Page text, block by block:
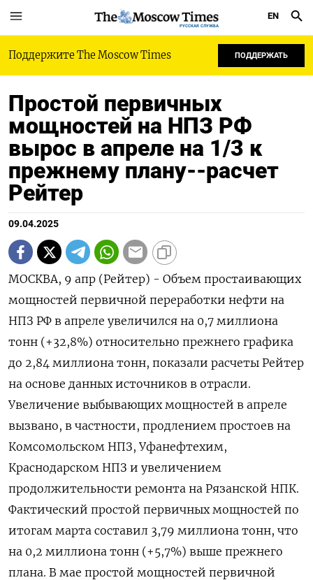
РУССКАЯ СЛУЖБА
EN
Поддержите The Moscow Times ПОДДЕРЖАТЬ
Простой первичных
мощностей на НПЗ РФ
вырос в апреле на 1/3 к
прежнему плану--расчет
Рейтер
09.04.2025
МОСКВА, 9 апр (Рейтер) - Объем простаивающих
мощностей первичной переработки нефти на
НПЗ РФ в апреле увеличился на 0,7 миллиона
тонн (+32,8%) относительно прежнего графика
до 2,84 миллиона тонн, показали расчеты Рейтер
на основе данных источников в отрасли.
Увеличение выбывающих мощностей в апреле
вызвано, в частности, продлением простоев на
Комсомольском НПЗ, Уфанефтехим,
Краснодарском НПЗ и увеличением
продолжительности ремонта на Рязанской НПК.
Фактический простой первичных мощностей по
итогам марта составил 3,79 миллиона тонн, что
на 0,2 миллиона тонн (+5,7%) выше прежнего
плана. В мае простой мощностей первичной